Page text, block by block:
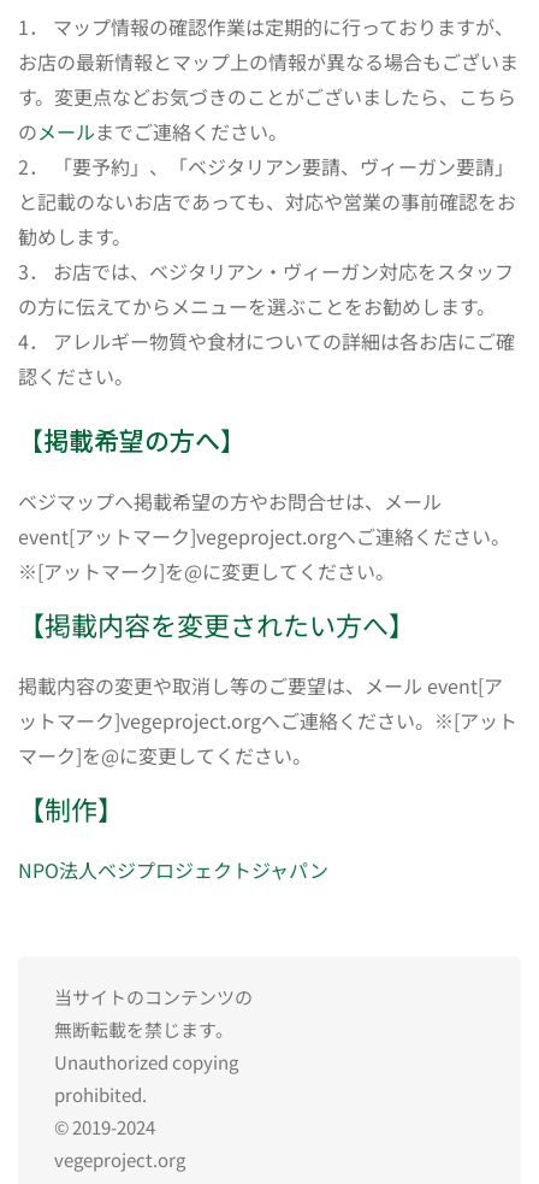
1． マップ情報の確認作業は定期的に行っておりますが、
お店の最新情報とマップ上の情報が異なる場合もございま
す。変更点などお気づきのことがございましたら、こちら
のメールまでご連絡ください。
2． 「要予約」、「ベジタリアン要請、ヴィーガン要請」
と記載のないお店であっても、対応や営業の事前確認をお
勧めします。
3． お店では、ベジタリアン・ヴィーガン対応をスタッフ
の方に伝えてからメニューを選ぶことをお勧めします。
4． アレルギー物質や食材についての詳細は各お店にご確
認ください。
【掲載希望の方へ】
ベジマップへ掲載希望の方やお問合せは、メール
event[アットマーク]vegeproject.orgへご連絡ください。
※[アットマーク]を@に変更してください。
【掲載内容を変更されたい方へ】
掲載内容の変更や取消し等のご要望は、メール event[ア
ットマーク]vegeproject.orgへご連絡ください。※[アット
マーク]を@に変更してください。
【制作】
NPO法人ベジプロジェクトジャパン
当サイトのコンテンツの
無断転載を禁じます。
Unauthorized copying
prohibited.
© 2019-2024
vegeproject.org